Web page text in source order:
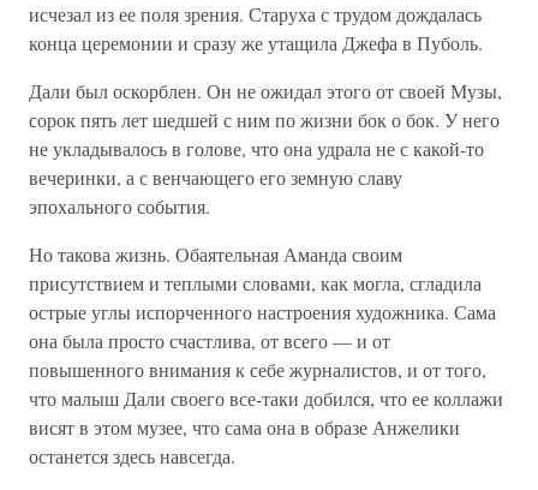
исчезал из ее поля зрения. Старуха с трудом дождалась
конца церемонии и сразу же утащила Джефа в Пуболь.
Дали был оскорблен. Он не ожидал этого от своей Музы,
сорок пять лет шедшей с ним по жизни бок о бок. У него
не укладывалось в голове, что она удрала не с какой-то
вечеринки, а с венчающего его земную славу
эпохального события.
Но такова жизнь. Обаятельная Аманда своим
присутствием и теплыми словами, как могла, сгладила
острые углы испорченного настроения художника. Сама
она была просто счастлива, от всего — и от
повышенного внимания к себе журналистов, и от того,
что малыш Дали своего все-таки добился, что ее коллажи
висят в этом музее, что сама она в образе Анжелики
останется здесь навсегда.